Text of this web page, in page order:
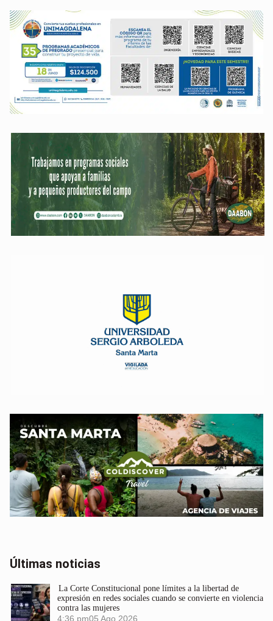
Últimas noticias
La Corte Constitucional pone límites a la libertad de
expresión en redes sociales cuando se convierte en violencia
contra las mujeres
4:36 pm05 Ago 2026